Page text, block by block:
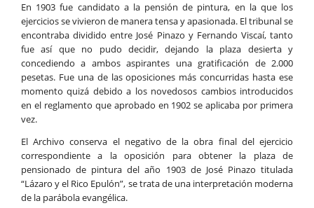
En 1903 fue candidato a la pensión de pintura, en la que los
ejercicios se vivieron de manera tensa y apasionada. El tribunal se
encontraba dividido entre José Pinazo y Fernando Viscaí, tanto
fue así que no pudo decidir, dejando la plaza desierta y
concediendo a ambos aspirantes una gratificación de 2.000
pesetas. Fue una de las oposiciones más concurridas hasta ese
momento quizá debido a los novedosos cambios introducidos
en el reglamento que aprobado en 1902 se aplicaba por primera
vez.
El Archivo conserva el negativo de la obra final del ejercicio
correspondiente a la oposición para obtener la plaza de
pensionado de pintura del año 1903 de José Pinazo titulada
“Lázaro y el Rico Epulón”, se trata de una interpretación moderna
de la parábola evangélica.